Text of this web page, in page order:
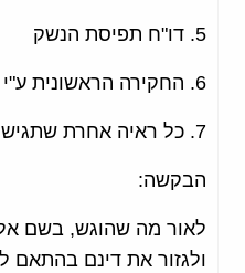
5. דו"ח תפיסת הנשק
6. החקירה הראשונית ע"י המודיעין הכללי
7. כל ראיה אחרת שתגיש התביעה
הבקשה:
לאור מה שהוגש, בשם
ולגזור את דינם בהתאם